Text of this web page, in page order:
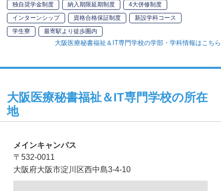
独自奨学金制度
納入期限延期制度
4大併修制度
インターンシップ
資格合格保証制度
新設学科コース
学生寮
最寄駅より徒歩圏内
大阪医療秘書福祉＆IT専門学校の学部・学科情報はこちら
大阪医療秘書福祉＆IT専門学校の所在
地
メインキャンパス
〒532-0011
大阪府大阪市淀川区西中島3-4-10